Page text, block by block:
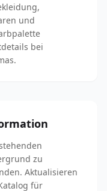
und
bei
zu
Aktualisieren
für